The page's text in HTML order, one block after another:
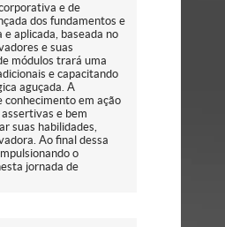
e de
dos fundamentos e
aplicada, baseada no
e suas
módulos trará uma
e capacitando
aguçada. A
conhecimento em ação
e bem
suas habilidades,
Ao final dessa
o
jornada de